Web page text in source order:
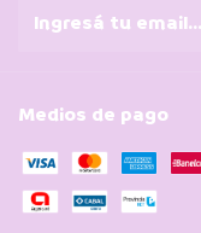
Medios de pago